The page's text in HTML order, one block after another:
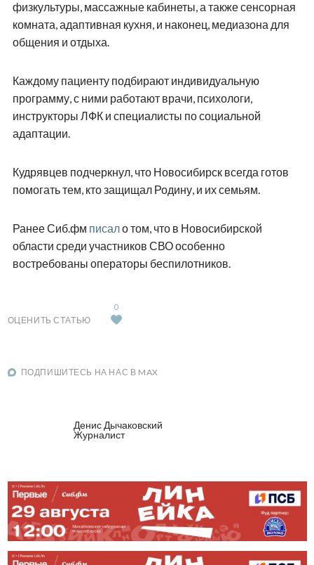
физкультуры, массажные кабинеты, а также сенсорная
комната, адаптивная кухня, и наконец, медиазона для
общения и отдыха.
Каждому пациенту подбирают индивидуальную
программу, с ними работают врачи, психологи,
инструкторы ЛФК и специалисты по социальной
адаптации.
Кудрявцев подчеркнул, что Новосибирск всегда готов
помогать тем, кто защищал Родину, и их семьям.
Ранее Сиб.фм писало том, что в Новосибирской
области среди участников СВО особенно
востребованы операторы беспилотников.
ОЦЕНИТЬ СТАТЬЮ
0
ПОДПИШИТЕСЬ НА НАС В MAX
Денис Дычаковский
Журналист